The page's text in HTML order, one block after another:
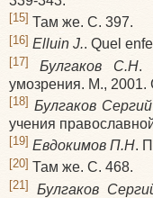
[15] Там же. С. 397.
[16] Elluin J.. Quel
[17] Булгаков С.Н.
умозрения. М., 2001.
[18] Булгаков Сергий
учения
[19] Евдокимов П.Н.
[20] Там же. С. 468.
[21] Булгаков